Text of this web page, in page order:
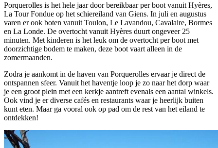
Porquerolles is het hele jaar door bereikbaar per boot vanuit Hyères,
La Tour Fondue op het schiereiland van Giens. In juli en augustus
varen er ook boten vanuit Toulon, Le Lavandou, Cavalaire, Bormes
en La Londe. De overtocht vanuit Hyères duurt ongeveer 25
minuten. Met kinderen is het leuk om de overtocht per boot met
doorzichtige bodem te maken, deze boot vaart alleen in de
zomermaanden.
Zodra je aankomt in de haven van Porquerolles ervaar je direct de
ontspannen sfeer. Vanuit het haventje loop je zo naar het dorp waar
je een groot plein met een kerkje aantreft evenals een aantal winkels.
Ook vind je er diverse cafés en restaurants waar je heerlijk buiten
kunt eten. Maar ga vooral ook op pad om de rest van het eiland te
ontdekken!